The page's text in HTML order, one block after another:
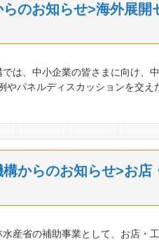
のお知らせ>海外展開
は、中小企業の皆さまに向け、
やパネルディスカッションを交
からのお知らせ>お店
産省の補助事業として、お店・